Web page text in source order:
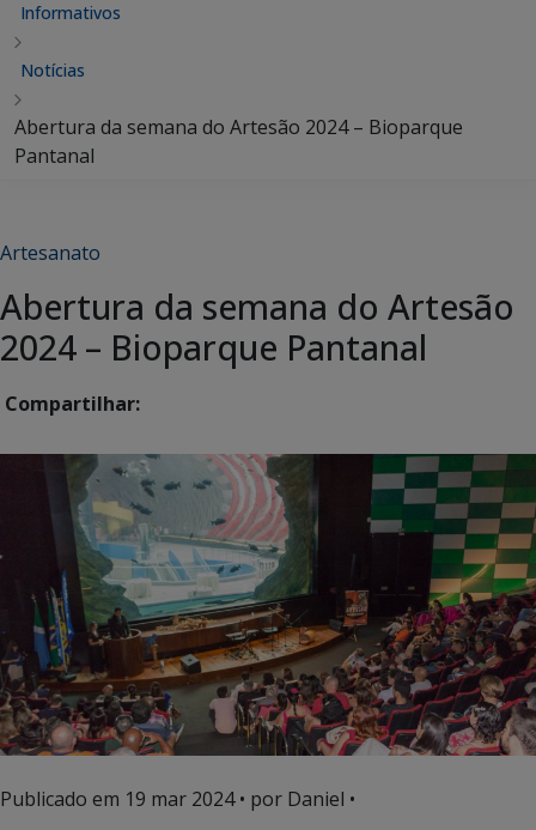
Informativos
Notícias
Abertura da semana do Artesão 2024 – Bioparque
Pantanal
Artesanato
Abertura da semana do Artesão
2024 – Bioparque Pantanal
Compartilhar:
Publicado em 19 mar 2024• por Daniel •